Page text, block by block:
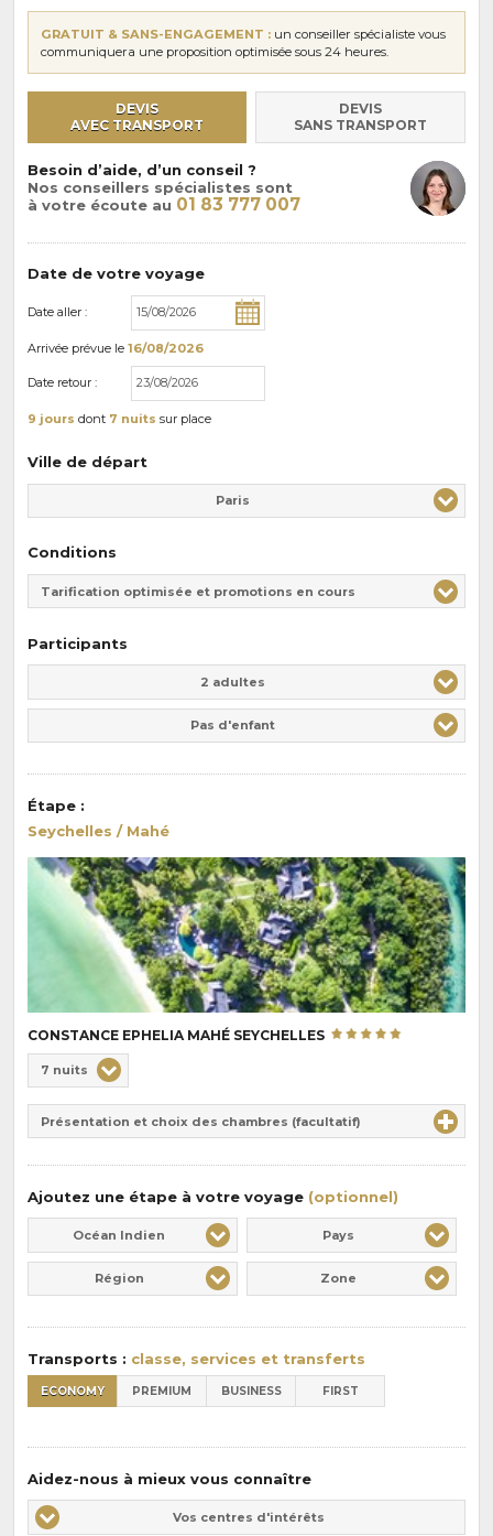
GRATUIT & SANS-ENGAGEMENT : un conseiller spécialiste vous
communiquera une proposition optimisée sous 24 heures.
DEVIS
AVEC TRANSPORT
DEVIS
SANS TRANSPORT
Besoin d’aide, d’un conseil ?
Nos conseillers spécialistes sont
à votre écoute au 01 83 777 007
Date de votre voyage
Date aller :
Arrivée prévue le 16/08/2026
Date retour :
9 jours dont 7 nuits sur place
Ville de départ
Paris
Conditions
Tarification optimisée et promotions en cours
Participants
2 adultes
Pas d'enfant
Étape :
Seychelles / Mahé
CONSTANCE EPHELIA MAHÉ SEYCHELLES
de
pension
:
Durée
7 nuits
Présentation et choix des chambres (facultatif)
Ajoutez une étape à votre voyage (optionnel)
Océan Indien Pays
Région Zone
Transports : classe, services et transferts
ECONOMY PREMIUM BUSINESS FIRST
Aidez-nous à mieux vous connaître
Vos
Vos centres d'intérêts